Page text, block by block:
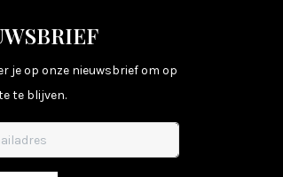
je op onze nieuwsbrief om op
te blijven.